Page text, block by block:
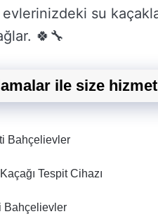
su
🍀🔧
ile size
Bahçelievler
Tespit Cihazı​
Bahçelievler